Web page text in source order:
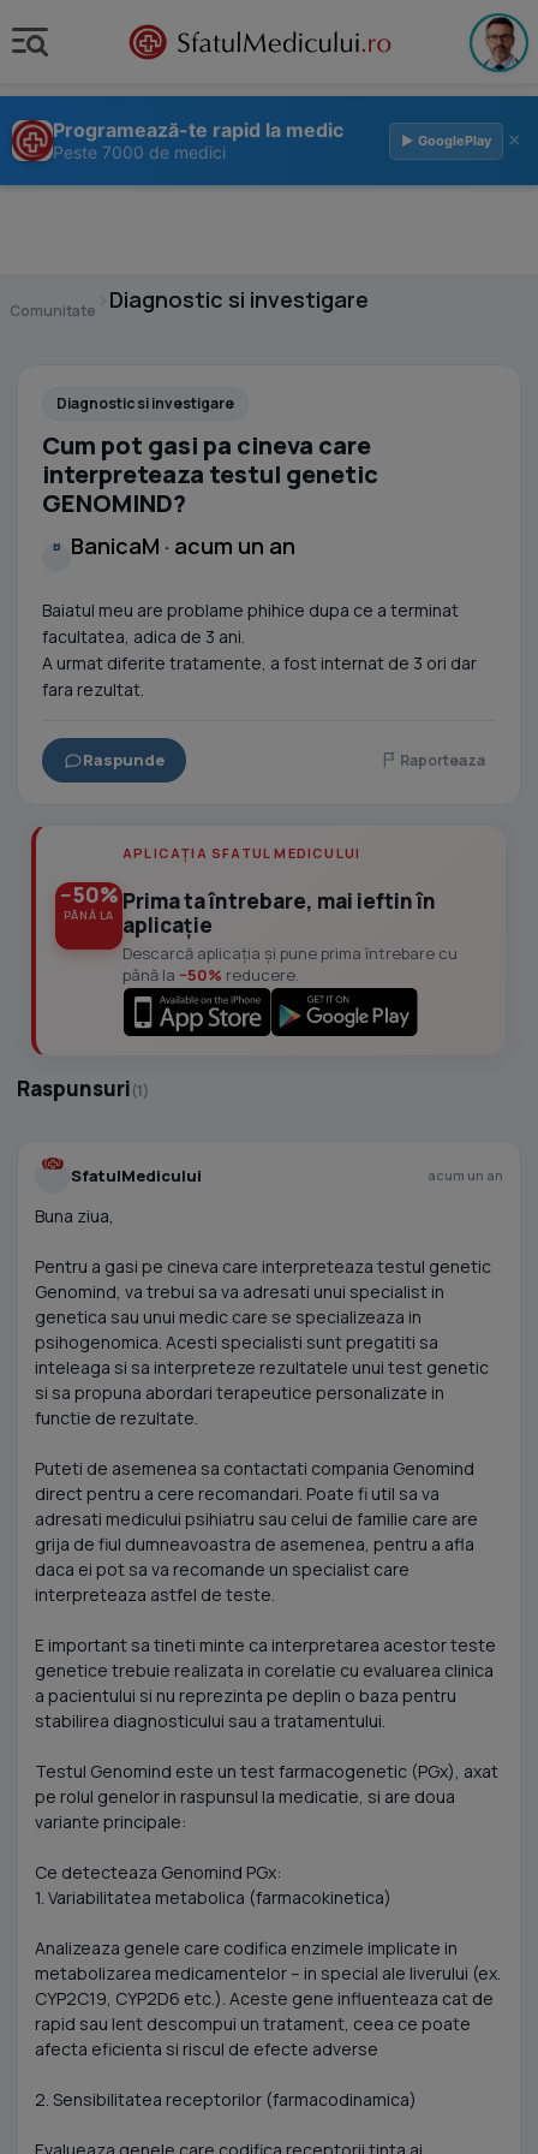
Programează-te rapid la medic
Peste 7000 de medici
▶ GooglePlay ×
Comunitate Diagnostic si investigare
Diagnostic si investigare
Cum pot gasi pa cineva care
interpreteaza testul genetic
GENOMIND?
B BanicaM · acum un an
Baiatul meu are problame phihice dupa ce a terminat
facultatea, adica de 3 ani.
A urmat diferite tratamente, a fost internat de 3 ori dar
fara rezultat.
Raspunde Raporteaza
−50%
PÂNĂ LA
APLICAȚIA SFATUL MEDICULUI
Prima ta întrebare, mai ieftin în
aplicație
Descarcă aplicația și pune prima întrebare cu
până la −50% reducere.
Raspunsuri(1)
SfatulMedicului acum un an
Buna ziua,
Pentru a gasi pe cineva care interpreteaza testul genetic
Genomind, va trebui sa va adresati unui specialist in
genetica sau unui medic care se specializeaza in
psihogenomica. Acesti specialisti sunt pregatiti sa
inteleaga si sa interpreteze rezultatele unui test genetic
si sa propuna abordari terapeutice personalizate in
functie de rezultate.
Puteti de asemenea sa contactati compania Genomind
direct pentru a cere recomandari. Poate fi util sa va
adresati medicului psihiatru sau celui de familie care are
grija de fiul dumneavoastra de asemenea, pentru a afla
daca ei pot sa va recomande un specialist care
interpreteaza astfel de teste.
E important sa tineti minte ca interpretarea acestor teste
genetice trebuie realizata in corelatie cu evaluarea clinica
a pacientului si nu reprezinta pe deplin o baza pentru
stabilirea diagnosticului sau a tratamentului.
Testul Genomind este un test farmacogenetic (PGx), axat
pe rolul genelor in raspunsul la medicatie, si are doua
variante principale:
Ce detecteaza Genomind PGx:
1. Variabilitatea metabolica (farmacokinetica)
Analizeaza genele care codifica enzimele implicate in
metabolizarea medicamentelor – in special ale liverului (ex.
CYP2C19, CYP2D6 etc.). Aceste gene influenteaza cat de
rapid sau lent descompui un tratament, ceea ce poate
afecta eficienta si riscul de efecte adverse
2. Sensibilitatea receptorilor (farmacodinamica)